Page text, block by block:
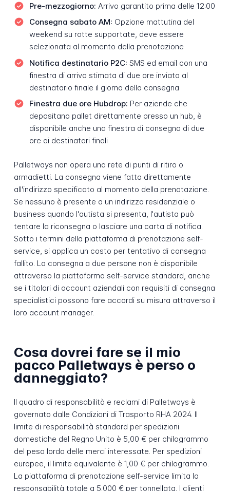
Pre-mezzogiorno: Arrivo garantito prima delle 12:00
Consegna sabato AM: Opzione mattutina del
weekend su rotte supportate, deve essere
selezionata al momento della prenotazione
Notifica destinatario P2C: SMS ed email con una
finestra di arrivo stimata di due ore inviata al
destinatario finale il giorno della consegna
Finestra due ore Hubdrop: Per aziende che
depositano pallet direttamente presso un hub, è
disponibile anche una finestra di consegna di due
ore ai destinatari finali
Palletways non opera una rete di punti di ritiro o
armadietti. La consegna viene fatta direttamente
all'indirizzo specificato al momento della prenotazione.
Se nessuno è presente a un indirizzo residenziale o
business quando l'autista si presenta, l'autista può
tentare la riconsegna o lasciare una carta di notifica.
Sotto i termini della piattaforma di prenotazione self-
service, si applica un costo per tentativo di consegna
fallito. La consegna a due persone non è disponibile
attraverso la piattaforma self-service standard, anche
se i titolari di account aziendali con requisiti di consegna
specialistici possono fare accordi su misura attraverso il
loro account manager.
Cosa dovrei fare se il mio
pacco Palletways è perso o
danneggiato?
Il quadro di responsabilità e reclami di Palletways è
governato dalle Condizioni di Trasporto RHA 2024. Il
limite di responsabilità standard per spedizioni
domestiche del Regno Unito è 5,00 € per chilogrammo
del peso lordo delle merci interessate. Per spedizioni
europee, il limite equivalente è 1,00 € per chilogrammo.
La piattaforma di prenotazione self-service limita la
responsabilità totale a 5.000 € per tonnellata. I clienti